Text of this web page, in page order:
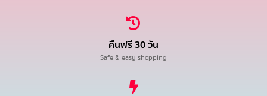
คืนฟรี 30 วัน
Safe & easy shopping